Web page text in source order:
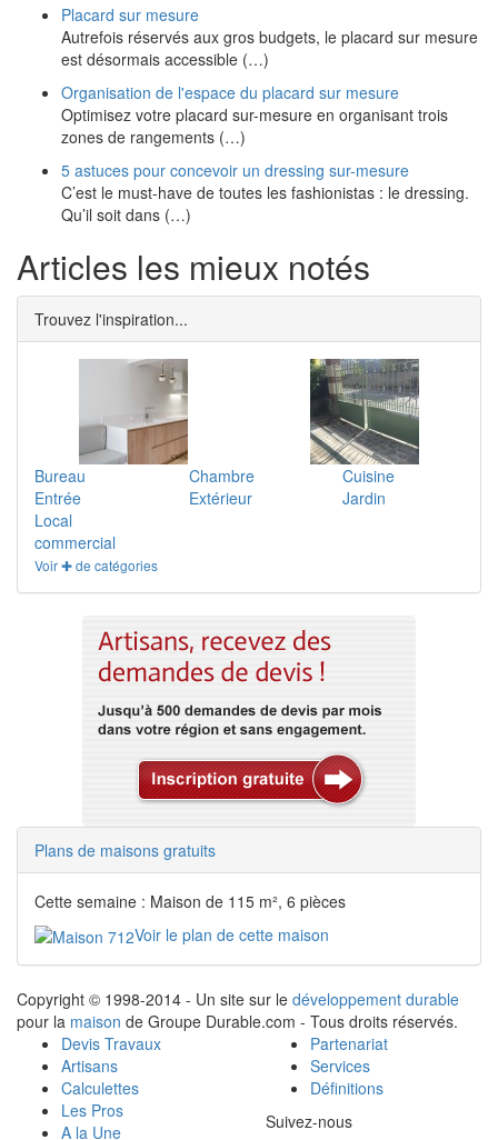
Placard sur mesure
Autrefois réservés aux gros budgets, le placard sur mesure
est désormais accessible (…)
Organisation de l'espace du placard sur mesure
Optimisez votre placard sur-mesure en organisant trois
zones de rangements (…)
5 astuces pour concevoir un dressing sur-mesure
C’est le must-have de toutes les fashionistas : le dressing.
Qu’il soit dans (…)
Articles les mieux notés
Trouvez l'inspiration...
Bureau Chambre
Cuisine
Entrée
Extérieur
Jardin
Local
commercial
Voir ✚ de catégories
Plans de maisons gratuits
Cette semaine : Maison de 115 m², 6 pièces
Voir le plan de cette maison
Copyright © 1998-2014 - Un site sur le développement durable
pour la maison de Groupe Durable.com - Tous droits réservés.
Devis Travaux
Artisans
Calculettes
Les Pros
A la Une
Partenariat
Services
Définitions
Suivez-nous